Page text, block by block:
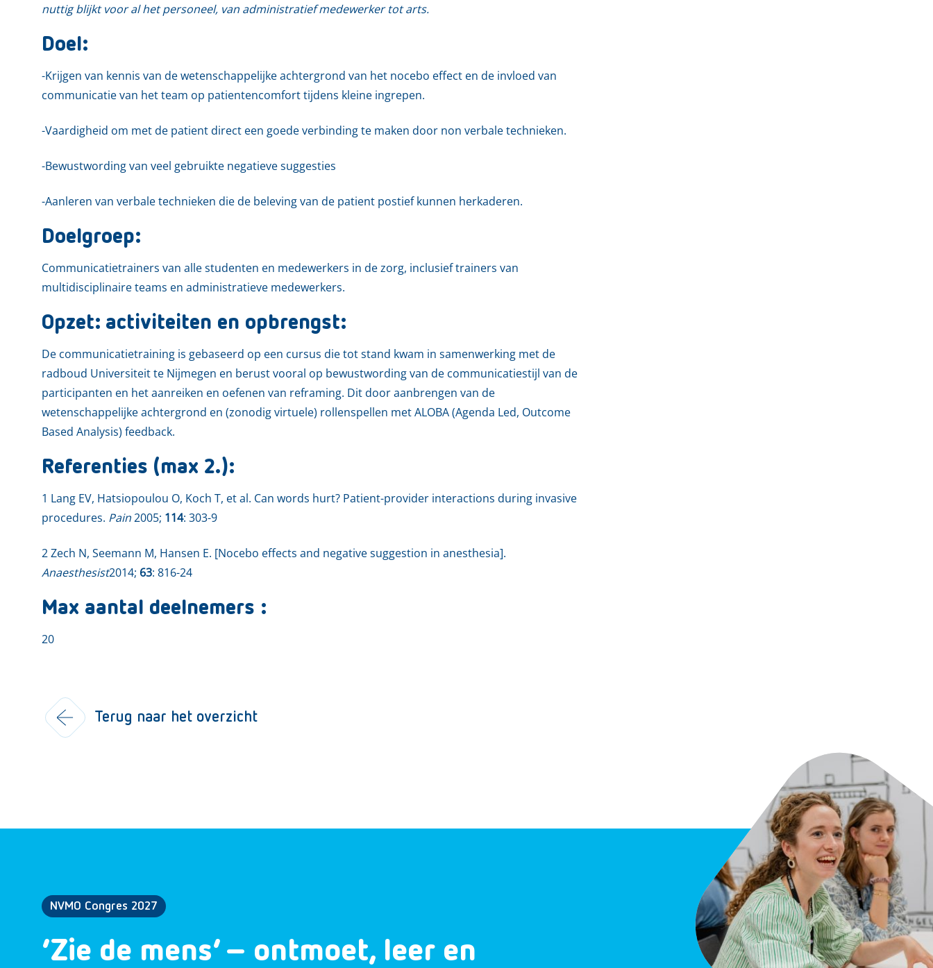
nuttig blijkt voor al het personeel, van administratief medewerker tot arts.
Doel:
-Krijgen van kennis van de wetenschappelijke achtergrond van het nocebo effect en de invloed van
communicatie van het team op patientencomfort tijdens kleine ingrepen.
-Vaardigheid om met de patient direct een goede verbinding te maken door non verbale technieken.
-Bewustwording van veel gebruikte negatieve suggesties
-Aanleren van verbale technieken die de beleving van de patient postief kunnen herkaderen.
Doelgroep:
Communicatietrainers van alle studenten en medewerkers in de zorg, inclusief trainers van
multidisciplinaire teams en administratieve medewerkers.
Opzet: activiteiten en opbrengst:
De communicatietraining is gebaseerd op een cursus die tot stand kwam in samenwerking met de
radboud Universiteit te Nijmegen en berust vooral op bewustwording van de communicatiestijl van de
participanten en het aanreiken en oefenen van reframing. Dit door aanbrengen van de
wetenschappelijke achtergrond en (zonodig virtuele) rollenspellen met ALOBA (Agenda Led, Outcome
Based Analysis) feedback.
Referenties (max 2.):
1 Lang EV, Hatsiopoulou O, Koch T, et al. Can words hurt? Patient-provider interactions during invasive
procedures. Pain2005; 114: 303-9
2 Zech N, Seemann M, Hansen E. [Nocebo effects and negative suggestion in anesthesia].
Anaesthesist2014; 63: 816-24
Max aantal deelnemers :
20
Terug naar het overzicht
NVMO Congres 2027
‘Zie de mens’ – ontmoet, leer en